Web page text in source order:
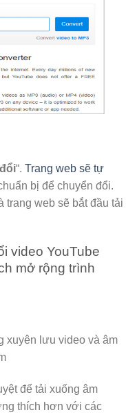
“. Trang web sẽ tự
bị để chuyển đổi.
trang web sẽ bắt đầu tải
video YouTube
mở rộng trình
xuyên lưu video và âm
để tải xuống âm
thích hơn với các